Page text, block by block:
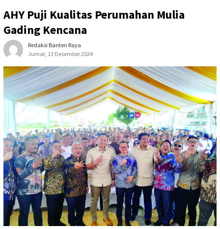
AHY Puji Kualitas Perumahan Mulia
Gading Kencana
Redaksi Banten Raya
Jumat, 13 Desember 2024